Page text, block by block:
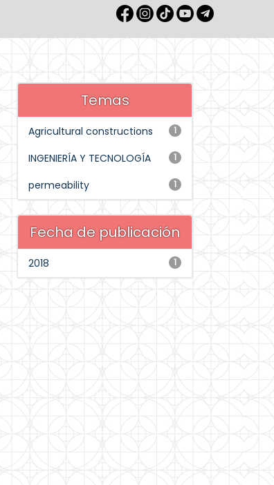
Temas
1
Agricultural constructions
1
INGENIERÍA Y TECNOLOGÍA
1
permeability
Fecha de publicación
1
2018